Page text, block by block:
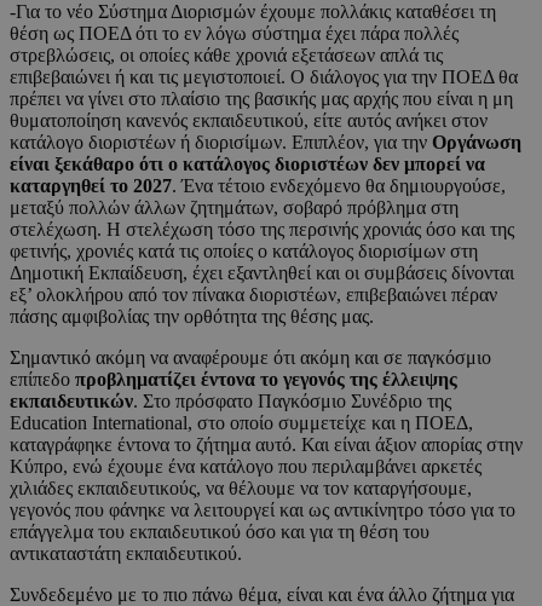
-Για το νέο Σύστημα Διορισμών έχουμε πολλάκις καταθέσει τη
θέση ως ΠΟΕΔ ότι το εν λόγω σύστημα έχει πάρα πολλές
στρεβλώσεις, οι οποίες κάθε χρονιά εξετάσεων απλά τις
επιβεβαιώνει ή και τις μεγιστοποιεί. Ο διάλογος για την ΠΟΕΔ θα
πρέπει να γίνει στο πλαίσιο της βασικής μας αρχής που είναι η μη
θυματοποίηση κανενός εκπαιδευτικού, είτε αυτός ανήκει στον
κατάλογο διοριστέων ή διορισίμων. Επιπλέον, για την Οργάνωση
είναι ξεκάθαρο ότι ο κατάλογος διοριστέων δεν μπορεί να
καταργηθεί το 2027. Ένα τέτοιο ενδεχόμενο θα δημιουργούσε,
μεταξύ πολλών άλλων ζητημάτων, σοβαρό πρόβλημα στη
στελέχωση. Η στελέχωση τόσο της περσινής χρονιάς όσο και της
φετινής, χρονιές κατά τις οποίες ο κατάλογος διορισίμων στη
Δημοτική Εκπαίδευση, έχει εξαντληθεί και οι συμβάσεις δίνονται
εξ’ ολοκλήρου από τον πίνακα διοριστέων, επιβεβαιώνει πέραν
πάσης αμφιβολίας την ορθότητα της θέσης μας.
Σημαντικό ακόμη να αναφέρουμε ότι ακόμη και σε παγκόσμιο
επίπεδο προβληματίζει έντονα το γεγονός της έλλειψης
εκπαιδευτικών. Στο πρόσφατο Παγκόσμιο Συνέδριο της
Education International, στο οποίο συμμετείχε και η ΠΟΕΔ,
καταγράφηκε έντονα το ζήτημα αυτό. Και είναι άξιον απορίας στην
Κύπρο, ενώ έχουμε ένα κατάλογο που περιλαμβάνει αρκετές
χιλιάδες εκπαιδευτικούς, να θέλουμε να τον καταργήσουμε,
γεγονός που φάνηκε να λειτουργεί και ως αντικίνητρο τόσο για το
επάγγελμα του εκπαιδευτικού όσο και για τη θέση του
αντικαταστάτη εκπαιδευτικού.
Συνδεδεμένο με το πιο πάνω θέμα, είναι και ένα άλλο ζήτημα για